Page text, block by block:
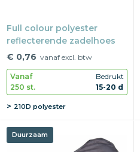
Full colour polyester
reflecterende zadelhoes
€ 0,76 vanaf excl. btw
Vanaf
250 st.
Bedrukt
15-20 d
210D polyester
Duurzaam